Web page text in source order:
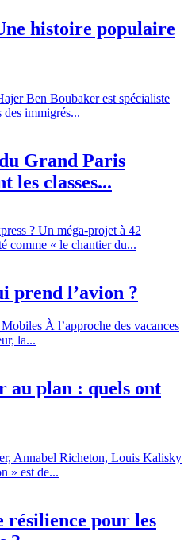
histoire populaire
Ben Boubaker est spécialiste
des immigrés...
Grand Paris
les classes...
? Un méga-projet à 42
comme « le chantier du...
prend l’avion ?
À l’approche des vacances
la...
au plan : quels ont
Annabel Richeton, Louis Kalisky
» est de...
résilience pour les